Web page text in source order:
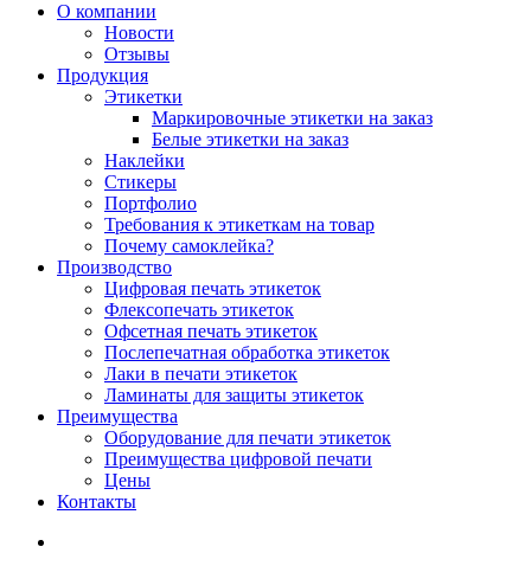
О компании
Новости
Отзывы
Продукция
Этикетки
Маркировочные этикетки на заказ
Белые этикетки на заказ
Наклейки
Стикеры
Портфолио
Требования к этикеткам на товар
Почему самоклейка?
Производство
Цифровая печать этикеток
Флексопечать этикеток
Офсетная печать этикеток
Послепечатная обработка этикеток
Лаки в печати этикеток
Ламинаты для защиты этикеток
Преимущества
Оборудование для печати этикеток
Преимущества цифровой печати
Цены
Контакты